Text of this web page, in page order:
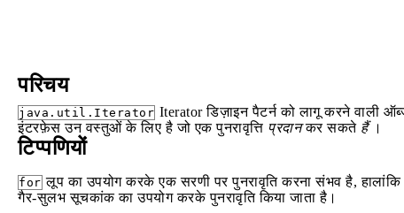
परिचय
java.util.Iterator Iterator डिज़ाइन पैटर्न को लागू करने वाली
इंटरफ़ेस उन वस्तुओं के लिए है जो एक पुनरावृत्ति प्रदानकर सकते हैं।
टिप्पणियों
for लूप का उपयोग करके एक सरणी पर पुनरावृति करना संभव है, हालांकि
गैर-सुलभ सूचकांक का उपयोग करके पुनरावृति किया जाता है।